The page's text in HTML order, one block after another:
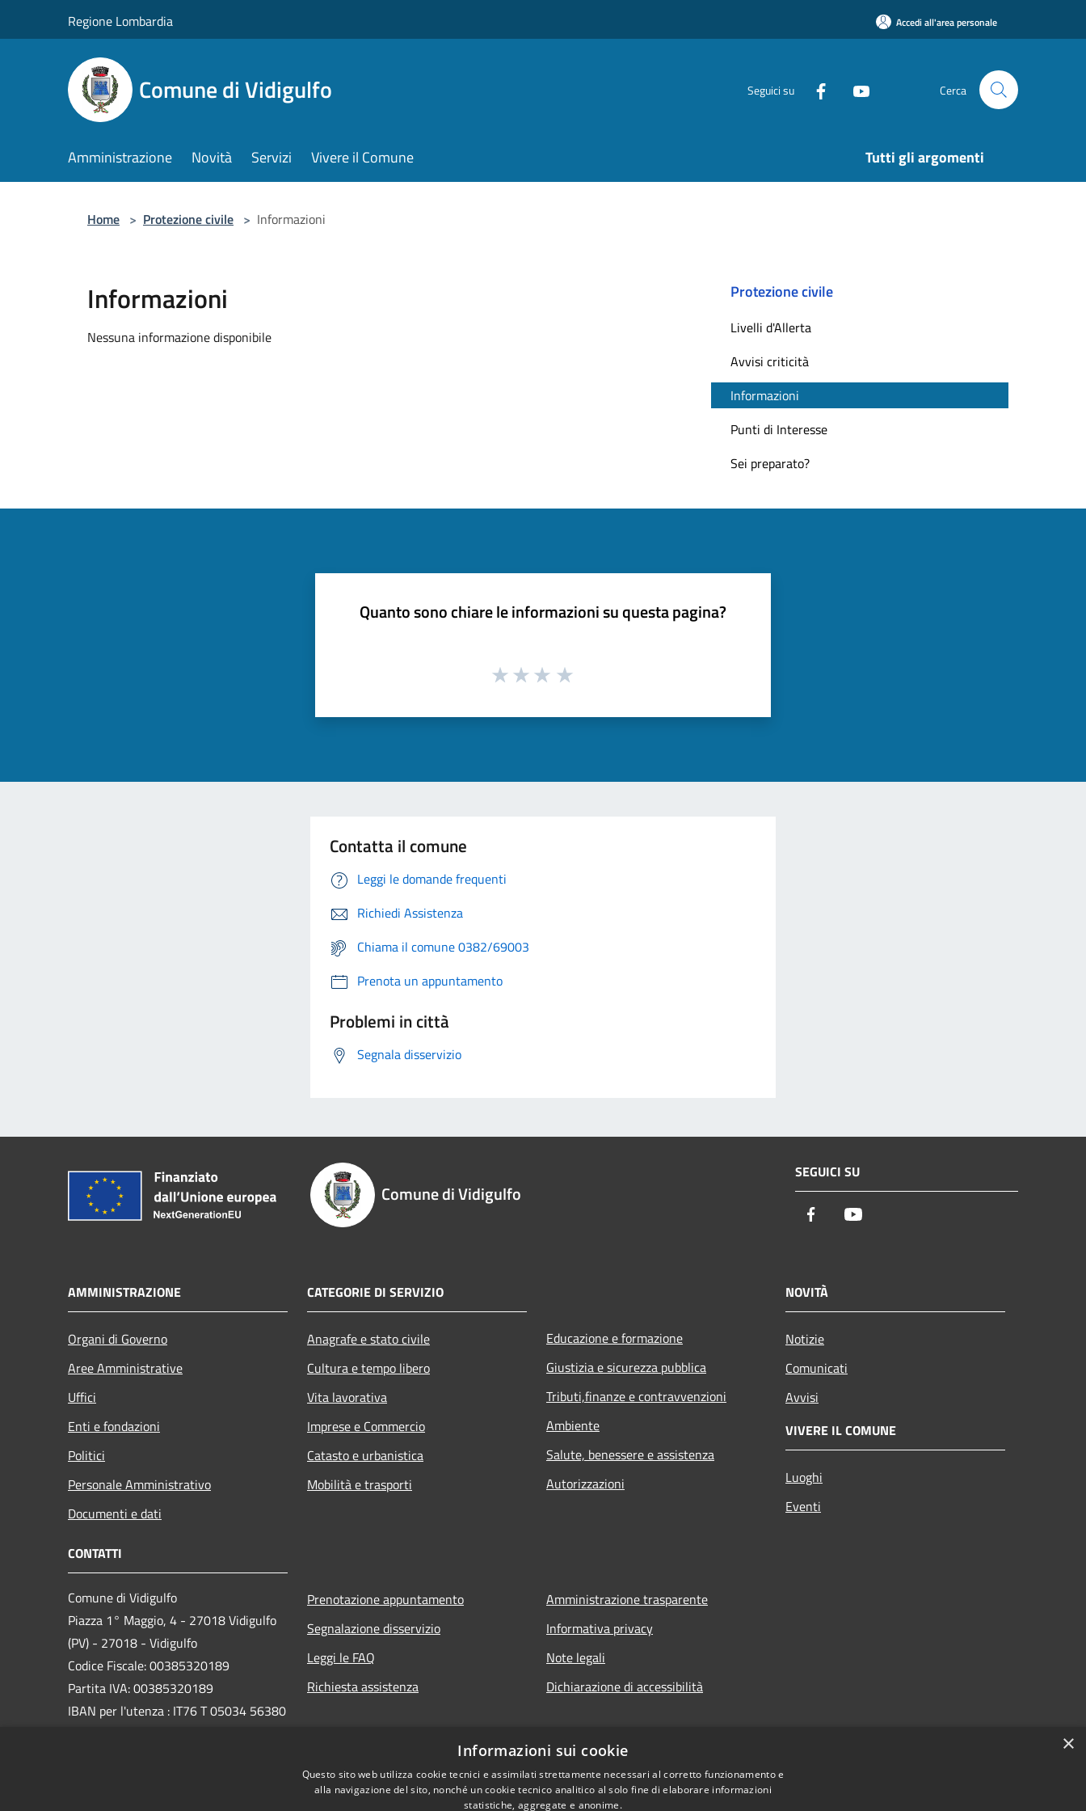
Regione Lombardia Accedi all'area personale
Comune di Vidigulfo Seguici su Cerca
Amministrazione Novità Servizi Vivere il Comune Tutti gli argomenti
Home > Protezione civile > Informazioni
Informazioni
Nessuna informazione disponibile
Protezione civile
Livelli d'Allerta
Avvisi criticità
Informazioni
Punti di Interesse
Sei preparato?
Quanto sono chiare le informazioni su questa pagina?
Contatta il comune
Leggi le domande frequenti
Richiedi Assistenza
Chiama il comune 0382/69003
Prenota un appuntamento
Problemi in città
Segnala disservizio
Comune di Vidigulfo
SEGUICI SU
Facebook
AMMINISTRAZIONE
Organi di Governo
Aree Amministrative
Uffici
Enti e fondazioni
Politici
Personale Amministrativo
Documenti e dati
CATEGORIE DI SERVIZIO
Anagrafe e stato civile
Cultura e tempo libero
Vita lavorativa
Imprese e Commercio
Catasto e urbanistica
Mobilità e trasporti
Educazione e formazione
Giustizia e sicurezza pubblica
Tributi,finanze e contravvenzioni
Ambiente
Salute, benessere e assistenza
Autorizzazioni
NOVITÀ
Notizie
Comunicati
Avvisi
VIVERE IL COMUNE
Luoghi
Eventi
CONTATTI
Comune di Vidigulfo
Piazza 1° Maggio, 4 - 27018 Vidigulfo
(PV) - 27018 - Vidigulfo
Codice Fiscale: 00385320189
Partita IVA: 00385320189
IBAN per l'utenza : IT76 T 05034 56380
Prenotazione appuntamento
Segnalazione disservizio
Leggi le FAQ
Richiesta assistenza
Amministrazione trasparente
Informativa privacy
Note legali
Dichiarazione di accessibilità
×
Informazioni sui cookie
Questo sito web utilizza cookie tecnici e assimilati strettamente necessari al corretto funzionamento e
alla navigazione del sito, nonché un cookie tecnico analitico al solo fine di elaborare informazioni
statistiche, aggregate e anonime.